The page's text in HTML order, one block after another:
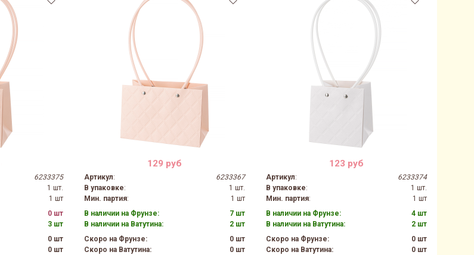
6233375
1 шт.
1 шт
0 шт
3 шт
0 шт
0 шт
129 руб
Артикул:
6233367
В упаковке:
1 шт.
Мин. партия:
1 шт
В наличии на Фрунзе:
7 шт
В наличии на Ватутина:
2 шт
Скоро на Фрунзе:
0 шт
Скоро на Ватутина:
0 шт
123 руб
Артикул:
6233374
В упаковке:
1 шт.
Мин. партия:
1 шт
В наличии на Фрунзе:
4 шт
В наличии на Ватутина:
2 шт
Скоро на Фрунзе:
0 шт
Скоро на Ватутина:
0 шт